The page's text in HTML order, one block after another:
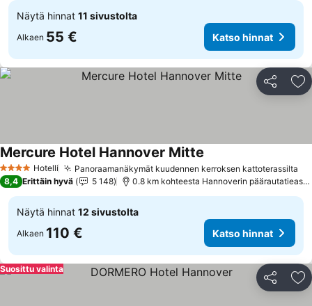
Näytä hinnat 11 sivustolta
Alkaen 55 € Katso hinnat
Jaa
4 Tähtiluokitus
Hotelli Panoraamanäkymät kuudennen kerroksen kattoterassilta
Mercure Hotel Hannover Mitte
8,4 Erittäin hyvä 5 148 0.8 km kohteesta Hannoverin
Näytä hinnat 12 sivustolta
Alkaen 110 € Katso hinnat
Jaa
Suosittu valinta